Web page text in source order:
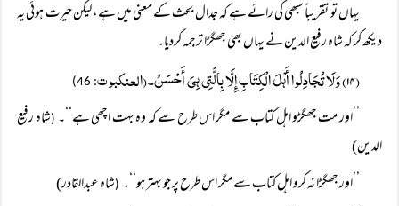
یہاں تو تقریباً سبھی کی رائے ہے کہ جدال بحث کے معنی میں ہے، لیکن حیرت ہوئی یہ
دیکھ کر کہ شاہ رفیع الدین نے یہاں بھی جھگڑا ترجمہ کردیا۔
(۱۴) وَلَا تُجَادِلُوا أَہْلَ الْکِتَابِ إِلَّا بِالَّتِی ہِیَ أَحْسَنُ۔(العنکبوت : 46)
’’اور مت جھگڑو اہل کتاب سے مگر اس طرح سے کہ وہ بہت اچھی ہے‘‘۔ (شاہ رفیع
الدین)
’’اور جھگڑا نہ کرو اہل کتاب سے مگر اس طرح پر جو بہتر ہو‘‘۔ (شاہ عبدالقادر)